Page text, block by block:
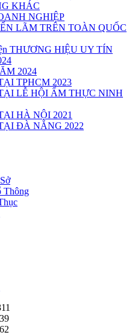
KHÁC
NGHIỆP
LÃM TRÊN TOÀN QUỐC
THƯƠNG HIỆU UY TÍN
2024
TPHCM 2023
LỄ HỘI ẨM THỰC NINH
HÀ NỘI 2021
ĐÀ NẴNG 2022
Thông